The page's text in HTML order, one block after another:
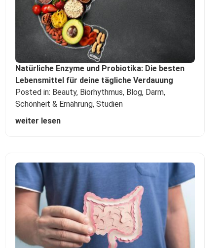
Natürliche Enzyme und Probiotika: Die besten
Lebensmittel für deine tägliche Verdauung
Posted in: Beauty, Biorhythmus, Blog, Darm,
Schönheit & Ernährung, Studien
weiter lesen